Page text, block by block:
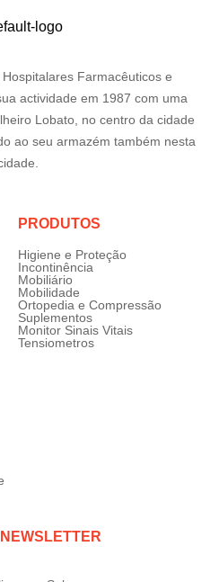
Farmacêuticos e
actividade em 1987 com uma
Lobato, no centro da cidade
ao seu armazém também nesta
PRODUTOS
Higiene e Proteção
Incontinência
Mobiliário
Mobilidade
Ortopedia e Compressão
Suplementos
Monitor Sinais Vitais
Tensiometros